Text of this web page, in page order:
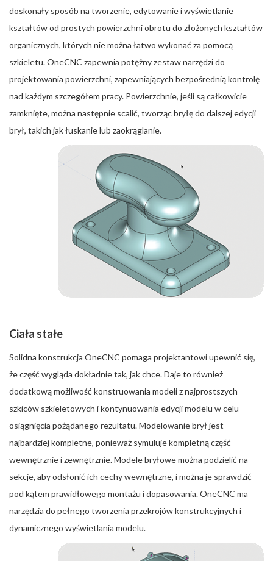
doskonały sposób na tworzenie, edytowanie i wyświetlanie
kształtów od prostych powierzchni obrotu do złożonych kształtów
organicznych, których nie można łatwo wykonać za pomocą
szkieletu. OneCNC zapewnia potężny zestaw narzędzi do
projektowania powierzchni, zapewniających bezpośrednią kontrolę
nad każdym szczegółem pracy. Powierzchnie, jeśli są całkowicie
zamknięte, można następnie scalić, tworząc bryłę do dalszej edycji
brył, takich jak łuskanie lub zaokrąglanie.
Ciała stałe
Solidna konstrukcja OneCNC pomaga projektantowi upewnić się,
że część wygląda dokładnie tak, jak chce. Daje to również
dodatkową możliwość konstruowania modeli z najprostszych
szkiców szkieletowych i kontynuowania edycji modelu w celu
osiągnięcia pożądanego rezultatu. Modelowanie brył jest
najbardziej kompletne, ponieważ symuluje kompletną część
wewnętrznie i zewnętrznie. Modele bryłowe można podzielić na
sekcje, aby odsłonić ich cechy wewnętrzne, i można je sprawdzić
pod kątem prawidłowego montażu i dopasowania. OneCNC ma
narzędzia do pełnego tworzenia przekrojów konstrukcyjnych i
dynamicznego wyświetlania modelu.